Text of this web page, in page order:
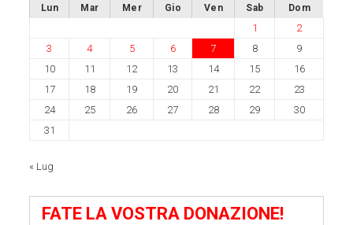
Lun Mar Mer Gio Ven Sab Dom
1
2
3
4 5 6 7 8
9
10
11 12 13 14 15
16
17
18 19 20 21 22
23
24
25 26 27 28 29
30
31
« Lug
FATE LA VOSTRA DONAZIONE!